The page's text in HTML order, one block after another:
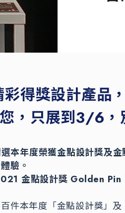
彩得獎設計產品
，只展到3/6，
本年度榮獲金點設計獎及
驗。
金點設計獎 Golden
件本年度「金點設計獎」